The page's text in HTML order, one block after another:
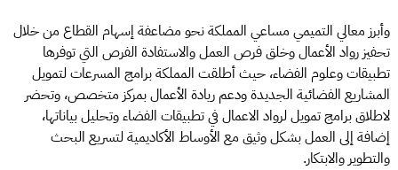
وأبرز معالي التميمي مساعي المملكة نحو مضاعفة إسهام القطاع من خلال
تحفيز رواد الأعمال وخلق فرص العمل والاستفادة الفرص التي توفرها
تطبيقات وعلوم الفضاء، حيث أطلقت المملكة برامج المسرعات لتمويل
المشاريع الفضائية الجديدة ودعم ريادة الأعمال بمركز متخصص، وتحضر
لاطلاق برامج تمويل لرواد الاعمال في تطبيقات الفضاء وتحليل بياناتها،
إضافة إلى العمل بشكل وثيق مع الأوساط الأكاديمية لتسريع البحث
والتطوير والابتكار.